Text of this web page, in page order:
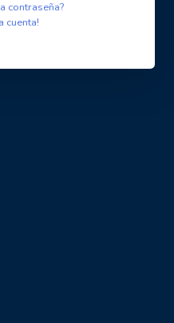
contraseña?
cuenta!